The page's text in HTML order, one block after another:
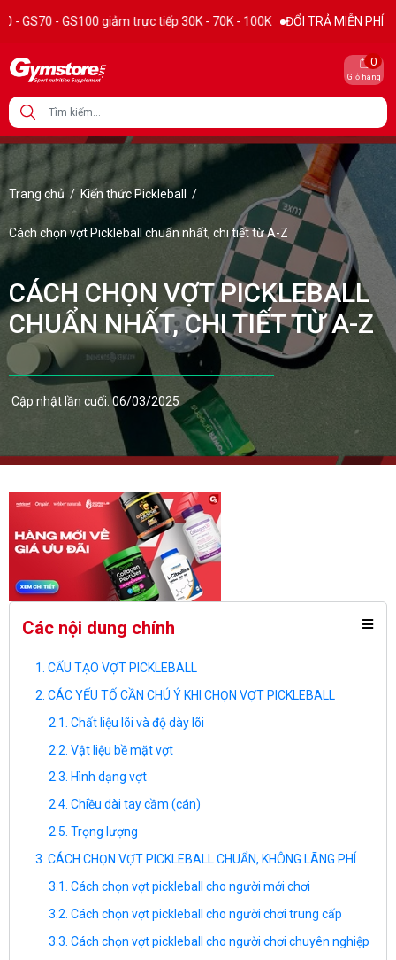
giảm trực tiếp 30K - 70K - 100K ĐỔI TRẢ MIỄN PHÍ 15 NGÀY
Giỏ hàng
0
Trang chủ / Kiến thức Pickleball /
Cách chọn vợt Pickleball chuẩn nhất, chi tiết từ A-Z
CÁCH CHỌN VỢT PICKLEBALL
CHUẨN NHẤT, CHI TIẾT TỪ A-Z
Cập nhật lần cuối: 06/03/2025
Các nội dung chính
CẤU TẠO VỢT PICKLEBALL
CÁC YẾU TỐ CẦN CHÚ Ý KHI CHỌN VỢT PICKLEBALL
Chất liệu lõi và độ dày lõi
Vật liệu bề mặt vợt
Hình dạng vợt
Chiều dài tay cầm (cán)
Trọng lượng
CÁCH CHỌN VỢT PICKLEBALL CHUẨN, KHÔNG LÃNG PHÍ
Cách chọn vợt pickleball cho người mới chơi
Cách chọn vợt pickleball cho người chơi trung cấp
Cách chọn vợt pickleball cho người chơi chuyên nghiệp